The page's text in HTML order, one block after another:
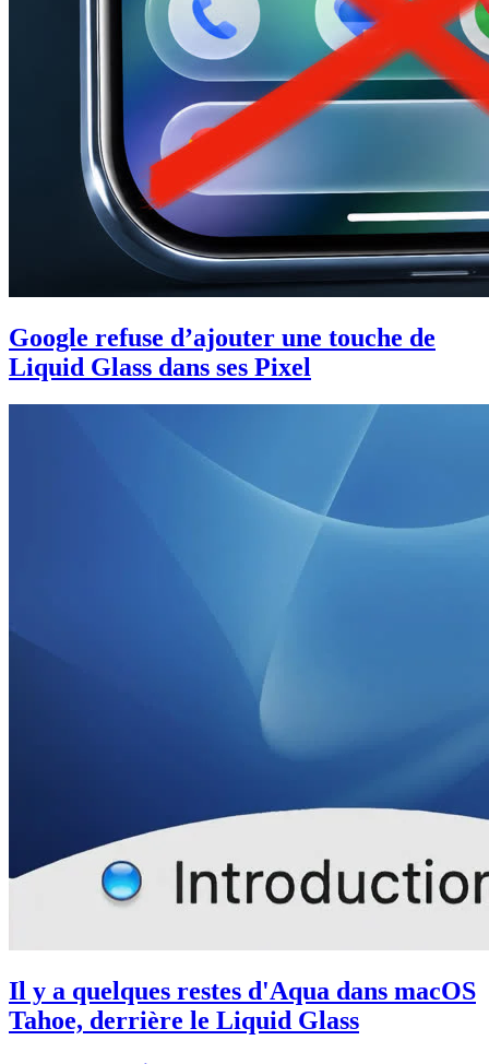
Google refuse d’ajouter une touche de
Liquid Glass dans ses Pixel
Il y a quelques restes d'Aqua dans macOS
Tahoe, derrière le Liquid Glass